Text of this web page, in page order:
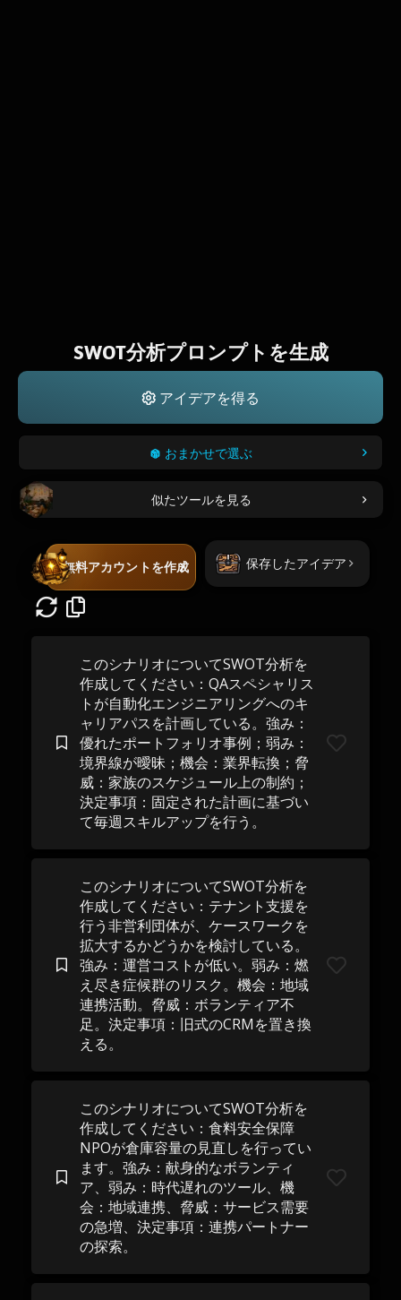
SWOT分析プロンプトを生成
アイデアを得る
おまかせで選ぶ
似たツールを見る
無料アカウントを作成 保存したアイデア
このシナリオについてSWOT分析を
作成してください：QAスペシャリス
トが自動化エンジニアリングへのキ
ャリアパスを計画している。強み：
優れたポートフォリオ事例；弱み：
境界線が曖昧；機会：業界転換；脅
威：家族のスケジュール上の制約；
決定事項：固定された計画に基づい
て毎週スキルアップを行う。
このシナリオについてSWOT分析を
作成してください：テナント支援を
行う非営利団体が、ケースワークを
拡大するかどうかを検討している。
強み：運営コストが低い。弱み：燃
え尽き症候群のリスク。機会：地域
連携活動。脅威：ボランティア不
足。決定事項：旧式のCRMを置き換
える。
このシナリオについてSWOT分析を
作成してください：食料安全保障
NPOが倉庫容量の見直しを行ってい
ます。強み：献身的なボランティ
ア、弱み：時代遅れのツール、機
会：地域連携、脅威：サービス需要
の急増、決定事項：連携パートナー
の探索。